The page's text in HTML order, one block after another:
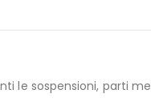
le sospensioni, parti